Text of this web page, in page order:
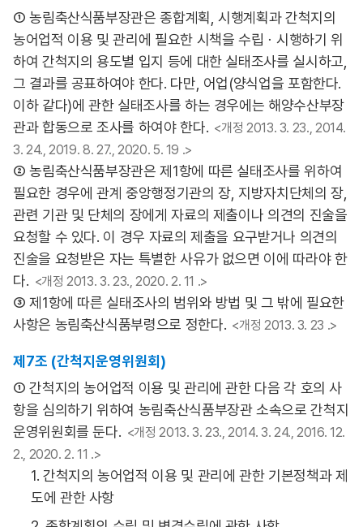
① 농림축산식품부장관은 종합계획, 시행계획과 간척지의
농어업적 이용 및 관리에 필요한 시책을 수립ㆍ시행하기 위
하여 간척지의 용도별 입지 등에 대한 실태조사를 실시하고,
그 결과를 공표하여야 한다. 다만, 어업(양식업을 포함한다.
이하 같다)에 관한 실태조사를 하는 경우에는 해양수산부장
관과 합동으로 조사를 하여야 한다. <개정 2013. 3. 23., 2014.
3. 24., 2019. 8. 27., 2020. 5. 19 .>
② 농림축산식품부장관은 제1항에 따른 실태조사를 위하여
필요한 경우에 관계 중앙행정기관의 장, 지방자치단체의 장,
관련 기관 및 단체의 장에게 자료의 제출이나 의견의 진술을
요청할 수 있다. 이 경우 자료의 제출을 요구받거나 의견의
진술을 요청받은 자는 특별한 사유가 없으면 이에 따라야 한
다. <개정 2013. 3. 23., 2020. 2. 11 .>
③ 제1항에 따른 실태조사의 범위와 방법 및 그 밖에 필요한
사항은 농림축산식품부령으로 정한다. <개정 2013. 3. 23 .>
제7조 (간척지운영위원회)
① 간척지의 농어업적 이용 및 관리에 관한 다음 각 호의 사
항을 심의하기 위하여 농림축산식품부장관 소속으로 간척지
운영위원회를 둔다. <개정 2013. 3. 23., 2014. 3. 24., 2016. 12.
2., 2020. 2. 11 .>
1. 간척지의 농어업적 이용 및 관리에 관한 기본정책과 제
도에 관한 사항